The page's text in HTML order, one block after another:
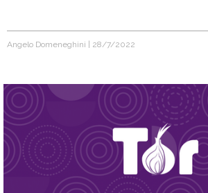
Angelo Domeneghini
28/7/2022